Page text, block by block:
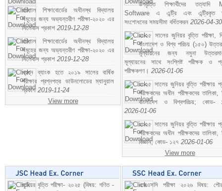
বরিশাল শিক্ষাবোর্ডের অধীনস্থ বিদ্যালয়
সমূহের জন্য অভ্যন্তরীণ পরীক্ষা-২০২০ এর
সিলেবাস প্রকাশ 2019-12-28
বরিশাল শিক্ষাবোর্ডের অধীনস্থ বিদ্যালয়
সমূহের জন্য অভ্যন্তরীণ পরীক্ষা-২০২০ এর
সিলেবাস প্রকাশ 2019-12-28
প্রশ্ন ব্যাংক হতে ২০১৯ সালের বার্ষিক
পরীক্ষার প্রশ্নপত্র ডাউনলোডের ম্যানুয়াল
প্রকাশ 2019-11-24
View more
উপবৃত্তি শিক্ষার্থীদের তত্যাদি
Software এ এন্ট্রি এবং এন্ট্রিকৃত
সংশোধনের সময়সীমা বর্ধিতকরন 2026-04-30
২০২৫ সালের জুনিয়র বৃত্তি পরীক্ষা,
বাংলাদেশ ও বিশ্ব পরিচয় (১৫০)
মূল্যায়নের জন্য নমুনা
মূল্যায়নের সাথে সংশ্লিষ্ট পরীক্ষক ও
পরীক্ষকগণ। 2026-01-06
২০২৫ সালের জুনিয়র বৃত্তি পরীক্ষায়
পরীক্ষকদের অধীন পরীক্ষকদের তালিকা,
বাংলাদেশ ও বিশ্বপরিচয়; কোড-
2026-01-06
২০২৫ সালের জুনিয়র বৃত্তি পরীক্ষায়
পরীক্ষকদের অধীন পরীক্ষকদের তালিকা,
বিজ্ঞান; কোড- ১২৭ 2026-01-06
View more
জুনিয়র বৃত্তি পরীক্ষা- ২০২৫ (বিষয়: গণিত -
এসএসসি পরীক্ষা ২০২৬ বিষয়: